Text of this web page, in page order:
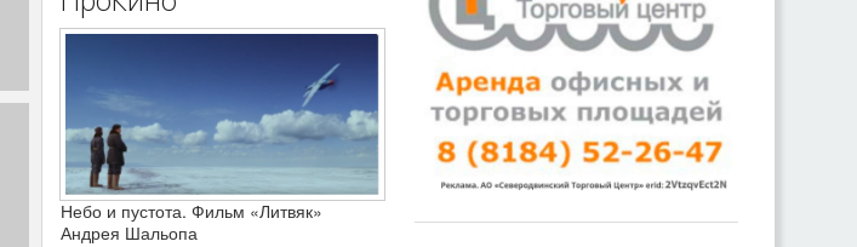
Небо и пустота. Фильм «Литвяк»
Андрея Шальопа